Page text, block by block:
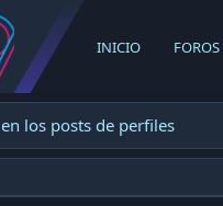
INICIO FOROS
los posts de perfiles